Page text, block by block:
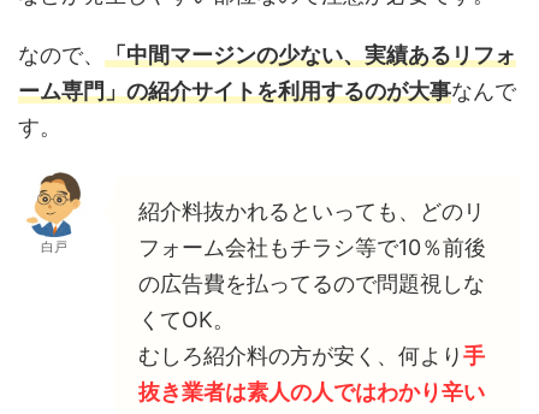
なので、 「中間マージンの少ない、実績あるリフォ
ーム専門」の紹介サイトを利用するのが大事なんで
す。
白戸
紹介料抜かれるといっても、どのリ
フォーム会社もチラシ等で10％前後
の広告費を払ってるので問題視しな
くてOK。
むしろ紹介料の方が安く、何より手
抜き業者は素人の人ではわかり辛い